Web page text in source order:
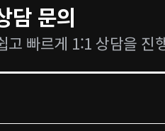
담 문의
고 빠르게 1:1 상담을 진